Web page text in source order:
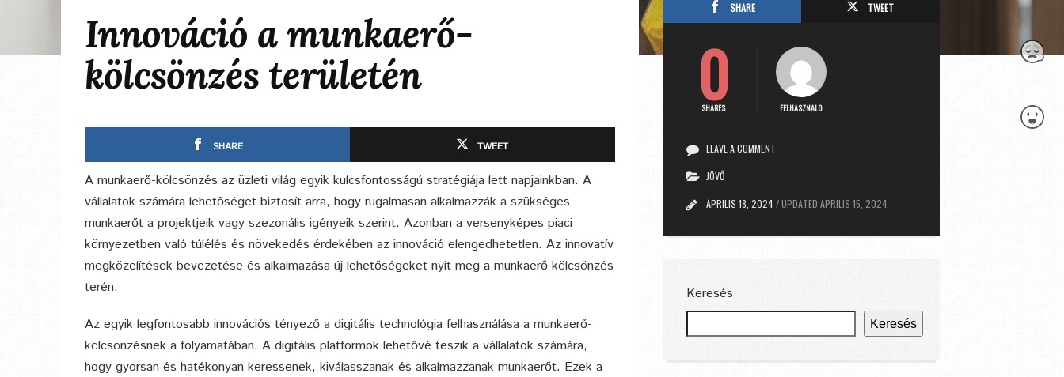
Innováció a munkaerő-
kölcsönzés területén
SHARE TWEET
A munkaerő-kölcsönzés az üzleti világ egyik kulcsfontosságú stratégiája lett napjainkban. A
vállalatok számára lehetőséget biztosít arra, hogy rugalmasan alkalmazzák a szükséges
munkaerőt a projektjeik vagy szezonális igényeik szerint. Azonban a versenyképes piaci
környezetben való túlélés és növekedés érdekében az innováció elengedhetetlen. Az innovatív
megközelítések bevezetése és alkalmazása új lehetőségeket nyit meg a munkaerő kölcsönzés
terén.
Az egyik legfontosabb innovációs tényező a digitális technológia felhasználása a munkaerő-
kölcsönzésnek a folyamatában. A digitális platformok lehetővé teszik a vállalatok számára,
hogy gyorsan és hatékonyan keressenek, kiválasszanak és alkalmazzanak munkaerőt. Ezek a
SHARE TWEET
0
SHARES FELHASZNALO
LEAVE A COMMENT
JÖVŐ
ÁPRILIS 18, 2024/UPDATED ÁPRILIS 15, 2024
Keresés
Keresés